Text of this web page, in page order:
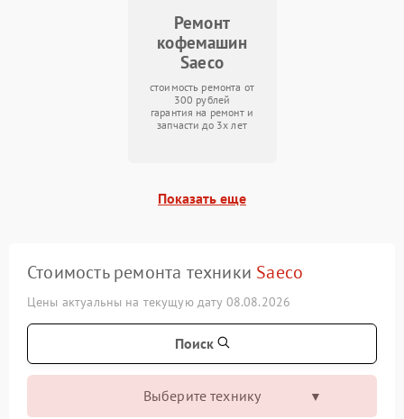
Ремонт
кофемашин
Saeco
стоимость ремонта от
300 рублей
гарантия на ремонт и
запчасти до 3х лет
Показать еще
Стоимость ремонта техники Saeco
Цены актуальны на текущую дату 08.08.2026
Поиск
Выберите технику